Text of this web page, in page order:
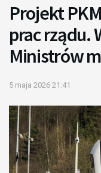
Projekt
prac rządu.
Ministrów
5 maja 2026 21:41